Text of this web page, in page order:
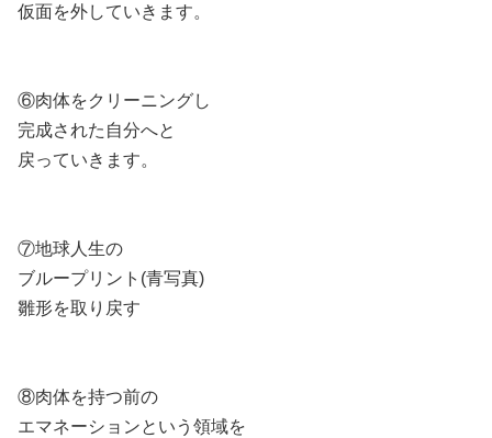
仮面を外していきます。
⑥肉体をクリーニングし
完成された自分へと
戻っていきます。
⑦地球人生の
ブループリント(青写真)
雛形を取り戻す
⑧肉体を持つ前の
エマネーションという領域を